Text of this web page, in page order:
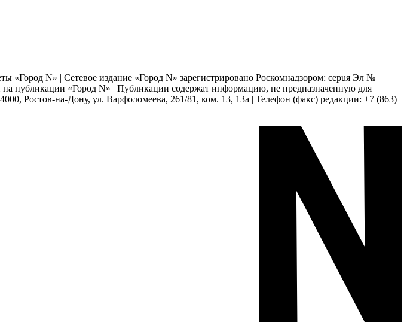
«Город N» | Сетевое издание «Город N» зарегистрировано Роскомнадзором: серuя Эл №
публикации «Город N» | Публикации содержат информацию, не предназначенную для
Ростов-на-Дону, ул. Варфоломеева, 261/81, ком. 13, 13а | Телефон (факс) редакции: +7 (863)